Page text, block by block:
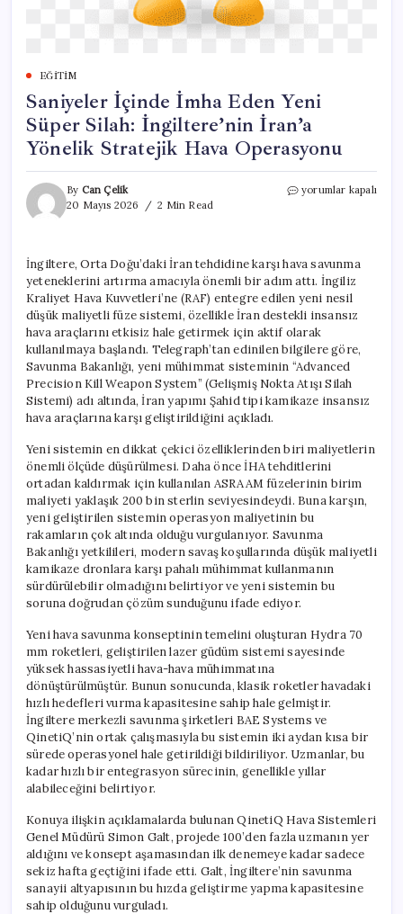
EĞITIM
Saniyeler İçinde İmha Eden Yeni
Süper Silah: İngiltere’nin İran’a
Yönelik Stratejik Hava Operasyonu
By Can Çelik
20 Mayıs 2026
2 Min Read
Saniyeler
Süper
Silah:
İngiltere’nin
İran’a
Yönelik
Stratejik
Hava
Operasyonu
için
yorumlar kapalı
İngiltere, Orta Doğu’daki İran tehdidine karşı hava savunma
yeteneklerini artırma amacıyla önemli bir adım attı. İngiliz
Kraliyet Hava Kuvvetleri’ne (RAF) entegre edilen yeni nesil
düşük maliyetli füze sistemi, özellikle İran destekli insansız
hava araçlarını etkisiz hale getirmek için aktif olarak
kullanılmaya başlandı. Telegraph’tan edinilen bilgilere göre,
Savunma Bakanlığı, yeni mühimmat sisteminin “Advanced
Precision Kill Weapon System” (Gelişmiş Nokta Atışı Silah
Sistemi) adı altında, İran yapımı Şahid tipi kamikaze insansız
hava araçlarına karşı geliştirildiğini açıkladı.
Yeni sistemin en dikkat çekici özelliklerinden biri maliyetlerin
önemli ölçüde düşürülmesi. Daha önce İHA tehditlerini
ortadan kaldırmak için kullanılan ASRAAM füzelerinin birim
maliyeti yaklaşık 200 bin sterlin seviyesindeydi. Buna karşın,
yeni geliştirilen sistemin operasyon maliyetinin bu
rakamların çok altında olduğu vurgulanıyor. Savunma
Bakanlığı yetkilileri, modern savaş koşullarında düşük maliyetli
kamikaze dronlara karşı pahalı mühimmat kullanmanın
sürdürülebilir olmadığını belirtiyor ve yeni sistemin bu
soruna doğrudan çözüm sunduğunu ifade ediyor.
Yeni hava savunma konseptinin temelini oluşturan Hydra 70
mm roketleri, geliştirilen lazer güdüm sistemi sayesinde
yüksek hassasiyetli hava-hava mühimmatına
dönüştürülmüştür. Bunun sonucunda, klasik roketler havadaki
hızlı hedefleri vurma kapasitesine sahip hale gelmiştir.
İngiltere merkezli savunma şirketleri BAE Systems ve
QinetiQ’nin ortak çalışmasıyla bu sistemin iki aydan kısa bir
sürede operasyonel hale getirildiği bildiriliyor. Uzmanlar, bu
kadar hızlı bir entegrasyon sürecinin, genellikle yıllar
alabileceğini belirtiyor.
Konuya ilişkin açıklamalarda bulunan QinetiQ Hava Sistemleri
Genel Müdürü Simon Galt, projede 100’den fazla uzmanın yer
aldığını ve konsept aşamasından ilk denemeye kadar sadece
sekiz hafta geçtiğini ifade etti. Galt, İngiltere’nin savunma
sanayii altyapısının bu hızda geliştirme yapma kapasitesine
sahip olduğunu vurguladı.